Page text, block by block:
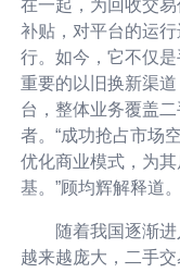
在一起，为回收交
补贴，对平台的运
行。如今，它不仅
重要的以旧换新渠
台，整体业务覆盖
者。“成功抢占市场
优化商业模式，为
基。”顾均辉解释道。
随着我国逐渐进
越来越庞大，二手